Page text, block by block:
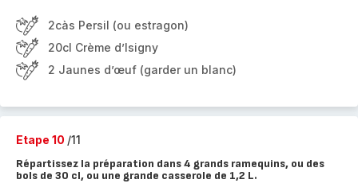
2càs Persil (ou estragon)
20cl Crème d’Isigny
2 Jaunes d’œuf (garder un blanc)
Etape 10 /11
Répartissez la préparation dans 4 grands ramequins, ou des
bols de 30 cl, ou une grande casserole de 1,2 L.